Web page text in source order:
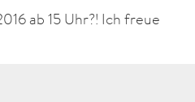
ab 15 Uhr?! Ich freue